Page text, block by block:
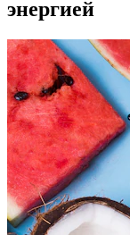
энергией